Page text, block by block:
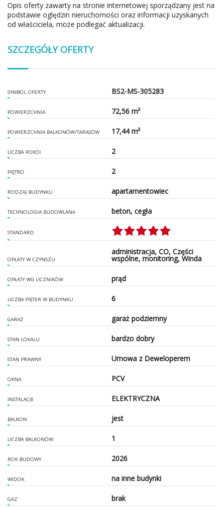
Opis oferty zawarty na stronie internetowej sporządzany jest na
podstawie oględzin nieruchomości oraz informacji uzyskanych
od właściciela, może podlegać aktualizacji.
SZCZEGÓŁY OFERTY
SYMBOL OFERTY BS2-MS-305283
POWIERZCHNIA 72,56 m²
POWIERZCHNIA BALKONÓW/TARASÓW 17,44 m²
LICZBA POKOI 2
PIĘTRO 2
RODZAJ BUDYNKU apartamentowiec
TECHNOLOGIA BUDOWLANA beton, cegła
STANDARD
OPŁATY W CZYNSZU
administracja, CO, Części
wspólne, monitoring, Winda
OPŁATY WG LICZNIKÓW prąd
LICZBA PIĘTER W BUDYNKU 6
GARAŻ garaż podziemny
STAN LOKALU bardzo dobry
STAN PRAWNY Umowa z Deweloperem
OKNA PCV
INSTALACJE ELEKTRYCZNA
BALKON jest
LICZBA BALKONÓW 1
ROK BUDOWY 2026
WIDOK na inne budynki
GAZ brak